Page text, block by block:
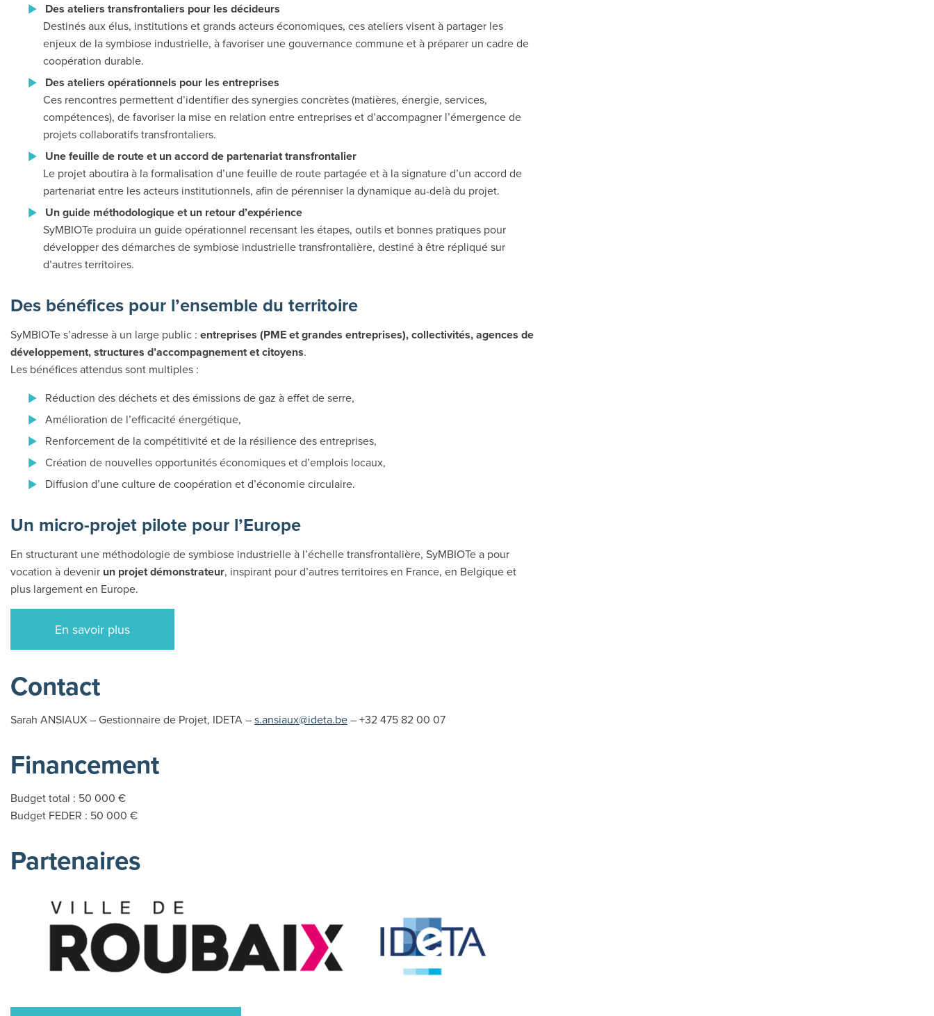
Des ateliers transfrontaliers pour les décideurs
Destinés aux élus, institutions et grands acteurs économiques, ces ateliers visent à partager les
enjeux de la symbiose industrielle, à favoriser une gouvernance commune et à préparer un cadre de
coopération durable.
Des ateliers opérationnels pour les entreprises
Ces rencontres permettent d’identifier des synergies concrètes (matières, énergie, services,
compétences), de favoriser la mise en relation entre entreprises et d’accompagner l’émergence de
projets collaboratifs transfrontaliers.
Une feuille de route et un accord de partenariat transfrontalier
Le projet aboutira à la formalisation d’une feuille de route partagée et à la signature d’un accord de
partenariat entre les acteurs institutionnels, afin de pérenniser la dynamique au-delà du projet.
Un guide méthodologique et un retour d’expérience
SyMBIOTe produira un guide opérationnel recensant les étapes, outils et bonnes pratiques pour
développer des démarches de symbiose industrielle transfrontalière, destiné à être répliqué sur
d’autres territoires.
Des bénéfices pour l’ensemble du territoire
SyMBIOTe s’adresse à un large public : entreprises (PME et grandes entreprises), collectivités, agences de
développement, structures d’accompagnement et citoyens.
Les bénéfices attendus sont multiples :
Réduction des déchets et des émissions de gaz à effet de serre,
Amélioration de l’efficacité énergétique,
Renforcement de la compétitivité et de la résilience des entreprises,
Création de nouvelles opportunités économiques et d’emplois locaux,
Diffusion d’une culture de coopération et d’économie circulaire.
Un micro-projet pilote pour l’Europe
En structurant une méthodologie de symbiose industrielle à l’échelle transfrontalière, SyMBIOTe a pour
vocation à devenir un projet démonstrateur, inspirant pour d’autres territoires en France, en Belgique et
plus largement en Europe.
En savoir plus
Contact
Sarah ANSIAUX – Gestionnaire de Projet, IDETA –s.ansiaux@ideta.be– +32 475 82 00 07
Financement
Budget total : 50 000 €
Budget FEDER : 50 000 €
Partenaires